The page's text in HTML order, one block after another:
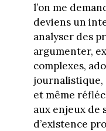
l’on me
deviens un
analyser des
argumenter,
complexes,
journalistique,
et même
aux enjeux de
d’existence